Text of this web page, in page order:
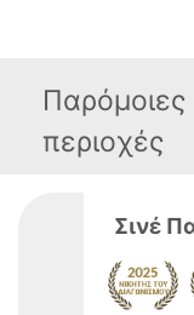
Παρόμοιες
περιοχές
Σινέ